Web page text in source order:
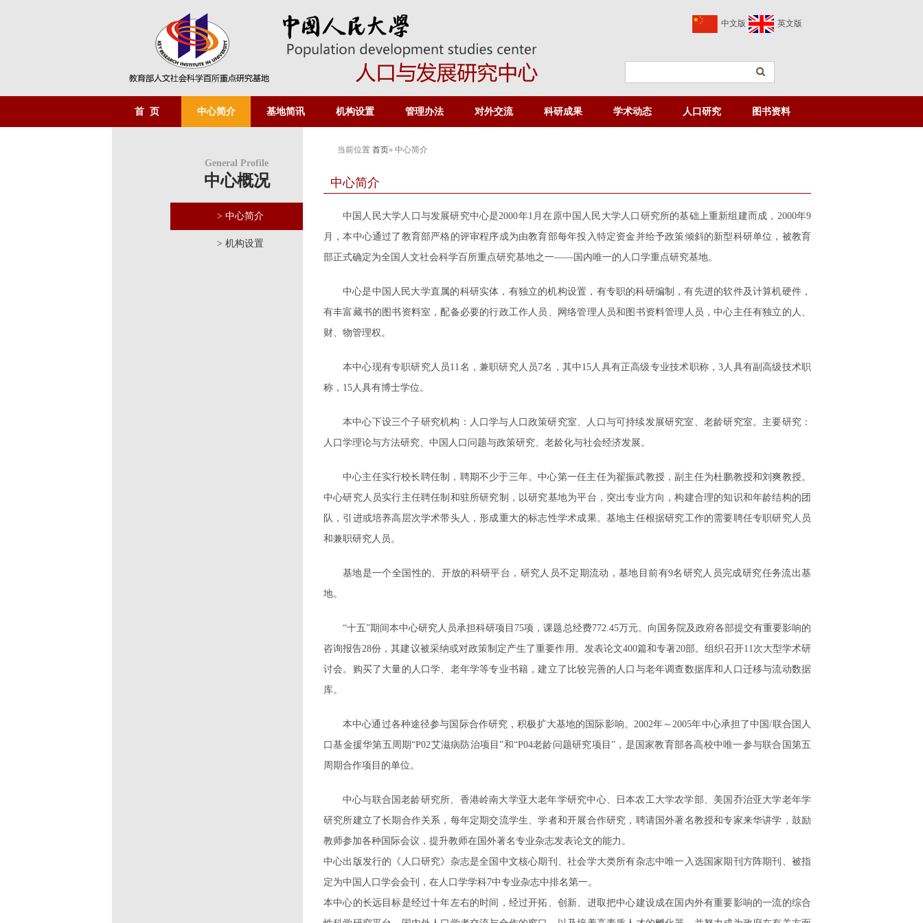
中文版 英文版
首 页 中心简介 基地简讯 机构设置 管理办法 对外交流 科研成果 学术动态 人口研究 图书资料
General Profile
中心概况
> 中心简介
> 机构设置
当前位置 首页» 中心简介
中心简介
中国人民大学人口与发展研究中心是2000年1月在原中国人民大学人口研究所的基础上重新组建而成，2000年9
月，本中心通过了教育部严格的评审程序成为由教育部每年投入特定资金并给予政策倾斜的新型科研单位，被教育
部正式确定为全国人文社会科学百所重点研究基地之一——国内唯一的人口学重点研究基地。
中心是中国人民大学直属的科研实体，有独立的机构设置，有专职的科研编制，有先进的软件及计算机硬件，
有丰富藏书的图书资料室，配备必要的行政工作人员、网络管理人员和图书资料管理人员，中心主任有独立的人、
财、物管理权。
本中心现有专职研究人员11名，兼职研究人员7名，其中15人具有正高级专业技术职称，3人具有副高级技术职
称，15人具有博士学位。
本中心下设三个子研究机构：人口学与人口政策研究室、人口与可持续发展研究室、老龄研究室。主要研究：
人口学理论与方法研究、中国人口问题与政策研究、老龄化与社会经济发展。
中心主任实行校长聘任制，聘期不少于三年。中心第一任主任为翟振武教授，副主任为杜鹏教授和刘爽教授。
中心研究人员实行主任聘任制和驻所研究制，以研究基地为平台，突出专业方向，构建合理的知识和年龄结构的团
队，引进或培养高层次学术带头人，形成重大的标志性学术成果。基地主任根据研究工作的需要聘任专职研究人员
和兼职研究人员。
基地是一个全国性的、开放的科研平台，研究人员不定期流动，基地目前有9名研究人员完成研究任务流出基
地。
“十五”期间本中心研究人员承担科研项目75项，课题总经费772.45万元。向国务院及政府各部提交有重要影响的
咨询报告28份，其建议被采纳或对政策制定产生了重要作用。发表论文400篇和专著20部。组织召开11次大型学术研
讨会。购买了大量的人口学、老年学等专业书籍，建立了比较完善的人口与老年调查数据库和人口迁移与流动数据
库。
本中心通过各种途径参与国际合作研究，积极扩大基地的国际影响。2002年～2005年中心承担了中国/联合国人
口基金援华第五周期“P02艾滋病防治项目”和“P04老龄问题研究项目”，是国家教育部各高校中唯一参与联合国第五
周期合作项目的单位。
中心与联合国老龄研究所、香港岭南大学亚大老年学研究中心、日本农工大学农学部、美国乔治亚大学老年学
研究所建立了长期合作关系，每年定期交流学生、学者和开展合作研究，聘请国外著名教授和专家来华讲学，鼓励
教师参加各种国际会议，提升教师在国外著名专业杂志发表论文的能力。
中心出版发行的《人口研究》杂志是全国中文核心期刊、社会学大类所有杂志中唯一入选国家期刊方阵期刊、被指
定为中国人口学会会刊，在人口学学科7中专业杂志中排名第一。
本中心的长远目标是经过十年左右的时间，经过开拓、创新、进取把中心建设成在国内外有重要影响的一流的综合